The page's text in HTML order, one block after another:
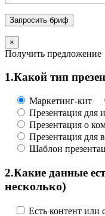
×
Получить предложение
1.Какой тип
Маркетинг-кит
Презентация для
Презентация о
Презентация для
Шаблон
2.Какие данные
несколько)
Есть контент или